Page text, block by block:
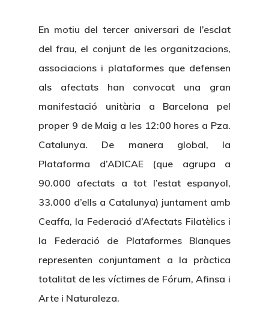
En motiu del tercer aniversari de l’esclat
del frau, el conjunt de les organitzacions,
associacions i plataformes que defensen
als afectats han convocat una gran
manifestació unitària a Barcelona pel
proper 9 de Maig a les 12:00 hores a Pza.
Catalunya. De manera global, la
Plataforma d’ADICAE (que agrupa a
90.000 afectats a tot l’estat espanyol,
33.000 d’ells a Catalunya) juntament amb
Ceaffa, la Federació d’Afectats Filatèlics i
la Federació de Plataformes Blanques
representen conjuntament a la pràctica
totalitat de les víctimes de Fórum, Afinsa i
Arte i Naturaleza.